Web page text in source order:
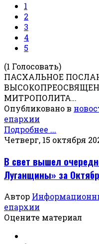
1
2
3
4
5
(1 Голосовать)
ПАСХАЛЬНОЕ
МИТРОПОЛИТА…
Опубликовано в
епархии
Подробнее ...
Четверг, 15 октября
В свет вышел
Луганщины» за
Автор
епархии
Оцените материал